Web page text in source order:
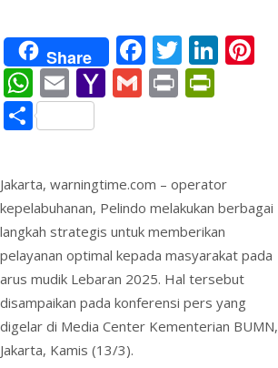
Share F
ac
e
o
k
T
w
itt
Li
n
W
h
at
A
p
p
E
m
ai
Y
o
o
M
ai
l
G Pr
e
n
dl
y
S
ar
e
Jakarta, warningtime.com – operator
kepelabuhanan, Pelindo melakukan berbagai
langkah strategis untuk memberikan
pelayanan optimal kepada masyarakat pada
arus mudik Lebaran 2025. Hal tersebut
disampaikan pada konferensi pers yang
digelar di Media Center Kementerian BUMN,
Jakarta, Kamis (13/3).